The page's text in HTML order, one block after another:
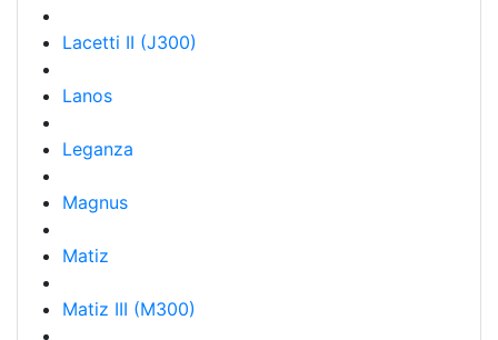
Lacetti II (J300)
Lanos
Leganza
Magnus
Matiz
Matiz III (M300)